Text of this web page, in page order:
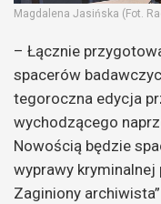
Magdalena Jasińska (Fot.
– Łącznie
spacerów
tegoroczna edycja
wychodzącego
Nowością będzie
wyprawy kryminalnej
Zaginiony